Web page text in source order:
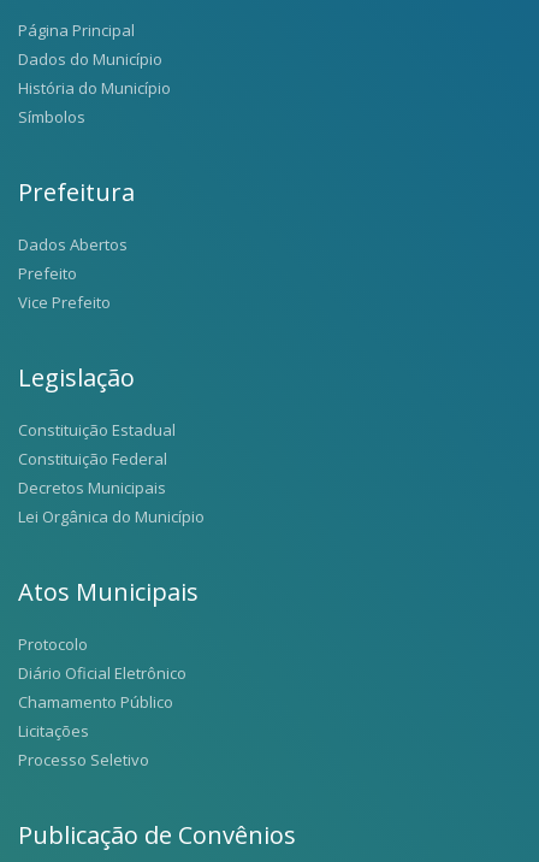
Página Principal
Dados do Município
História do Município
Símbolos
Prefeitura
Dados Abertos
Prefeito
Vice Prefeito
Legislação
Constituição Estadual
Constituição Federal
Decretos Municipais
Lei Orgânica do Município
Atos Municipais
Protocolo
Diário Oficial Eletrônico
Chamamento Público
Licitações
Processo Seletivo
Publicação de Convênios